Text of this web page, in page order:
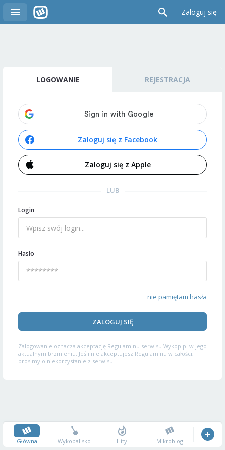
Zaloguj się
LOGOWANIE REJESTRACJA
Zaloguj się z Facebook
Zaloguj się z Apple
LUB
Login
Hasło
nie pamiętam hasła
ZALOGUJ SIĘ
Zalogowanie oznacza akceptację Regulaminu serwisu Wykop.pl w jego
aktualnym brzmieniu. Jeśli nie akceptujesz Regulaminu w całości,
prosimy o niekorzystanie z serwisu.
Główna Wykopalisko Hity Mikroblog